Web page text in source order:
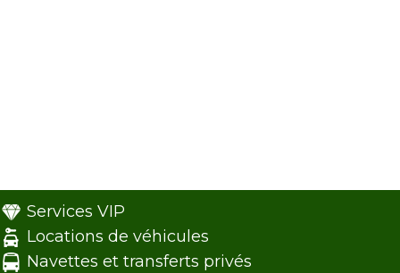
Services VIP
Locations de véhicules
Navettes et transferts privés